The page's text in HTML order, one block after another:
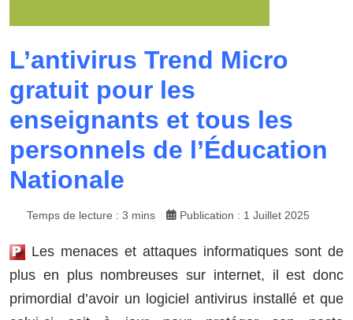
L’antivirus Trend Micro
gratuit pour les
enseignants et tous les
personnels de l’Éducation
Nationale
Temps de lecture : 3 mins Publication : 1 Juillet 2025
Les menaces et attaques informatiques sont de
plus en plus nombreuses sur internet, il est donc
primordial d’avoir un logiciel antivirus installé et que